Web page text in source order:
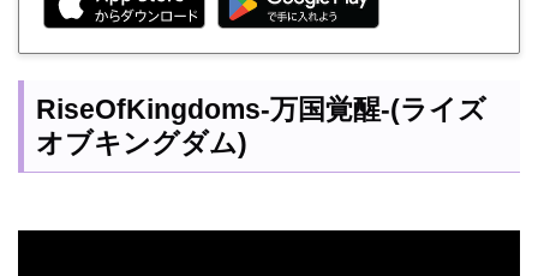
RiseOfKingdoms-万国覚醒-(ライズ
オブキングダム)